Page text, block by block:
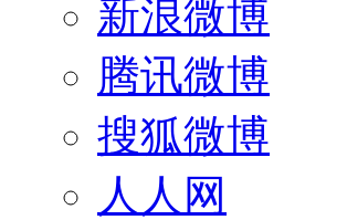
新浪微博
腾讯微博
搜狐微博
人人网